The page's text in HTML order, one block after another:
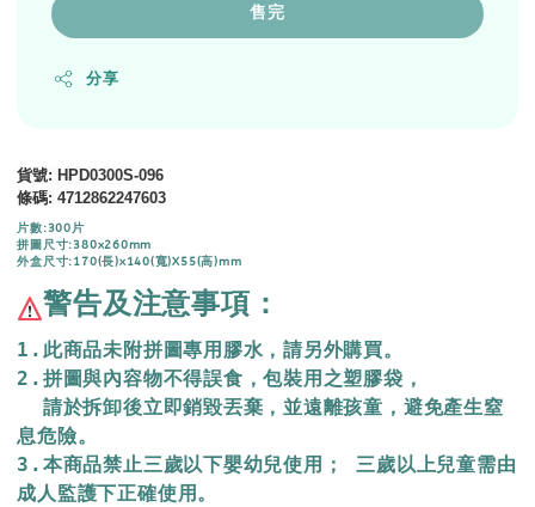
售完
分享
貨號: HPD0300S-096
條碼:4712862247603
片數:300片
拼圖尺寸:380x260mm
外盒尺寸:170(長)x140(寬)X55(高)mm
警告及注意事項：
1.此商品未附拼圖專用膠水，請另外購買。
2.拼圖與內容物不得誤食，包裝用之塑膠袋，
  請於拆卸後立即銷毀丟棄，
並遠離孩童，避免產生窒
息危險。
3.本商品禁止三歲以下嬰幼兒使用； 三歲以上兒童需由
成人監護下正確使用。